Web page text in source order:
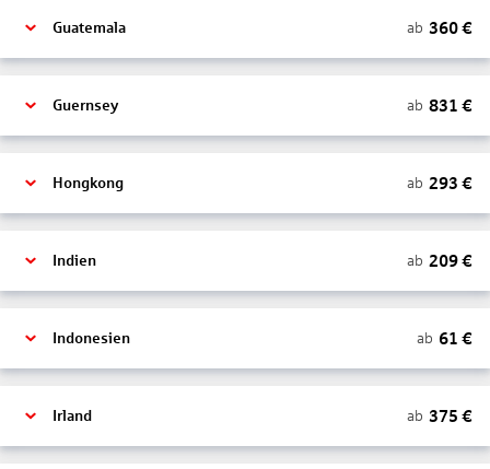
Guatemala ab 360€
Guernsey ab 831 €
Hongkong ab 293 €
Indien ab 209€
Indonesien ab 61 €
Irland ab 375 €